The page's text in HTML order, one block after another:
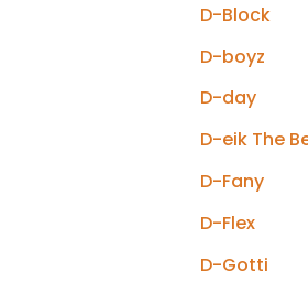
D-Block
D-boyz
D-day
D-eik The
D-Fany
D-Flex
D-Gotti